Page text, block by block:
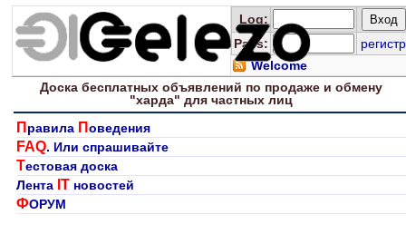
Log:
Pass:
регистр
Welcome
Доска бесплатныхобъявлений по продаже и обмену
"харда" для частных лиц
П равила Поведения
FAQ. Или спрашивайте
Тестовая доска
Лента IT новостей
ФОРУМ